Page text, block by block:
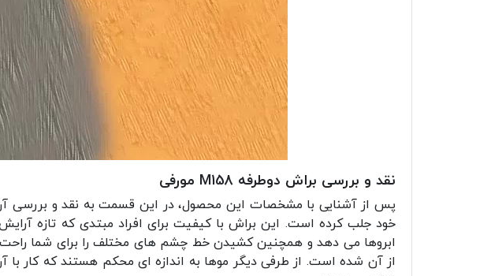
نقد و بررسی براش دوطرفه M158 مورفی
خود جلب کرده است. این براش با کیفیت برای افراد مبتدی که تازه
ابروها می دهد و همچنین کشیدن خط چشم های مختلف را برای شما
از آن شده است. از طرفی دیگر موها به اندازه ای محکم هستند که کار